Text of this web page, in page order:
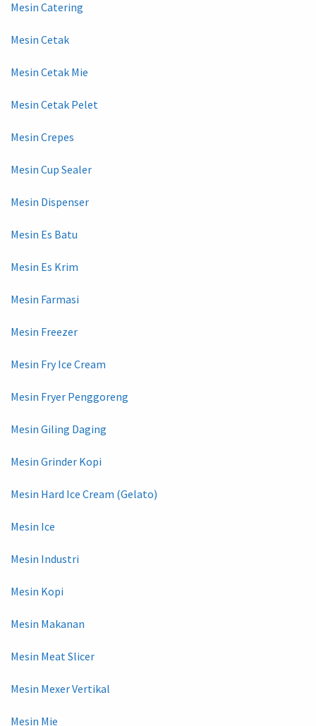
Mesin Catering
Mesin Cetak
Mesin Cetak Mie
Mesin Cetak Pelet
Mesin Crepes
Mesin Cup Sealer
Mesin Dispenser
Mesin Es Batu
Mesin Es Krim
Mesin Farmasi
Mesin Freezer
Mesin Fry Ice Cream
Mesin Fryer Penggoreng
Mesin Giling Daging
Mesin Grinder Kopi
Mesin Hard Ice Cream (Gelato)
Mesin Ice
Mesin Industri
Mesin Kopi
Mesin Makanan
Mesin Meat Slicer
Mesin Mexer Vertikal
Mesin Mie